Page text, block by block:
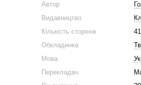
Автор
Видавництво
Кількість сторінок
Обкладинка
Мова
Перекладач